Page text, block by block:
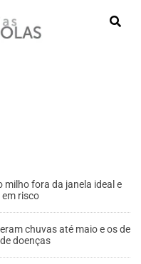
milho fora da janela ideal e
risco
chuvas até maio e os de
doenças